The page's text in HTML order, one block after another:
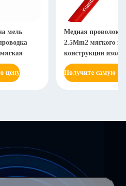
мель
цену
Медная проволока
2.5Mm2 мягкого
конструкции
Получите самую